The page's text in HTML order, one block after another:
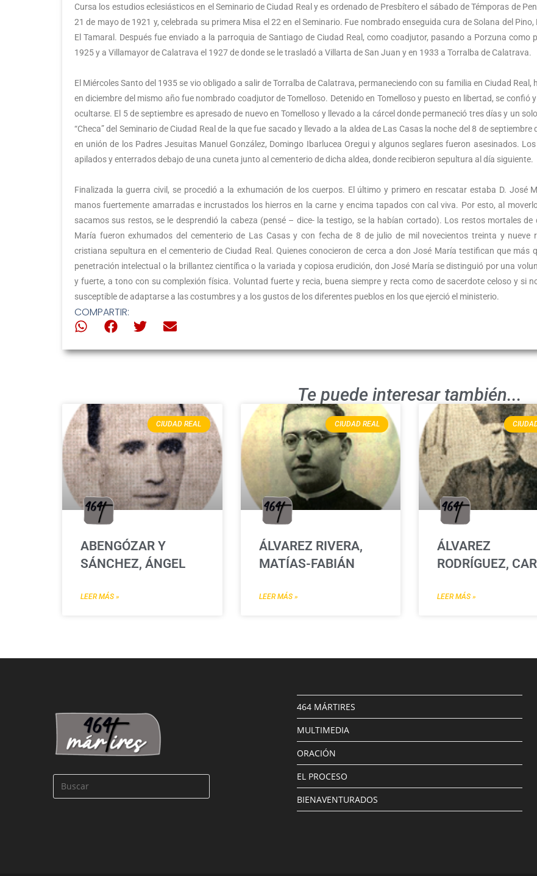
Cursa los estudios eclesiásticos en el Seminario de Ciudad Real y es ordenado de Presbítero el sábado de Témporas de
21 de mayo de 1921 y, celebrada su primera Misa el 22 en el Seminario. Fue nombrado enseguida cura de Solana del Pino,
El Tamaral. Después fue enviado a la parroquia de Santiago de Ciudad Real, como coadjutor, pasando a Porzuna como
1925 y a Villamayor de Calatrava el 1927 de donde se le trasladó a Villarta de San Juan y en 1933 a Torralba de Calatrava.
El Miércoles Santo del 1935 se vio obligado a salir de Torralba de Calatrava, permaneciendo con su familia en Ciudad Real,
en diciembre del mismo año fue nombrado coadjutor de Tomelloso. Detenido en Tomelloso y puesto en libertad, se confió
ocultarse. El 5 de septiembre es apresado de nuevo en Tomelloso y llevado a la cárcel donde permaneció tres días y un
“Checa” del Seminario de Ciudad Real de la que fue sacado y llevado a la aldea de Las Casas la noche del 8 de septiembre
en unión de los Padres Jesuitas Manuel González, Domingo Ibarlucea Oregui y algunos seglares fueron asesinados.
apilados y enterrados debajo de una cuneta junto al cementerio de dicha aldea, donde recibieron sepultura al día siguiente.
Finalizada la guerra civil, se procedió a la exhumación de los cuerpos. El último y primero en rescatar estaba D. José
manos fuertemente amarradas e incrustados los hierros en la carne y encima tapados con cal viva. Por esto, al
sacamos sus restos, se le desprendió la cabeza (pensé – dice- la testigo, se la habían cortado). Los restos mortales de
María fueron exhumados del cementerio de Las Casas y con fecha de 8 de julio de mil novecientos treinta y nueve
cristiana sepultura en el cementerio de Ciudad Real. Quienes conocieron de cerca a don José María testifican que más
penetración intelectual o la brillantez científica o la variada y copiosa erudición, don José María se distinguió por una
y fuerte, a tono con su complexión física. Voluntad fuerte y recia, buena siempre y recta como de sacerdote celoso y si
susceptible de adaptarse a las costumbres y a los gustos de los diferentes pueblos en los que ejerció el ministerio.
COMPARTIR:
Te puede interesar también...
CIUDAD REAL
ABENGÓZAR Y
SÁNCHEZ, ÁNGEL
LEER MÁS »
CIUDAD REAL
ÁLVAREZ RIVERA,
MATÍAS-FABIÁN
LEER MÁS »
ÁLVAREZ
RODRÍGUEZ,
LEER MÁS »
464 MÁRTIRES
MULTIMEDIA
ORACIÓN
EL PROCESO
BIENAVENTURADOS